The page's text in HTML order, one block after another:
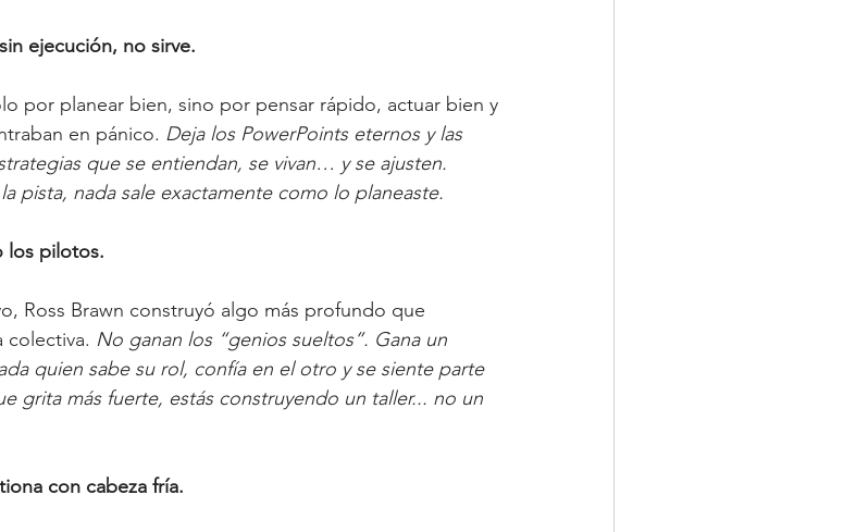
ejecución, no sirve.
por planear bien, sino por pensar rápido, actuar bien y
en pánico. Deja los PowerPoints eternos y las
que se entiendan, se vivan… y se ajusten.
pista, nada sale exactamente como lo planeaste.
los pilotos.
Ross Brawn construyó algo más profundo que
colectiva. No ganan los “genios sueltos”. Gana un
quien sabe su rol, confía en el otro y se siente parte
grita más fuerte, estás construyendo un taller... no un
con cabeza fría.